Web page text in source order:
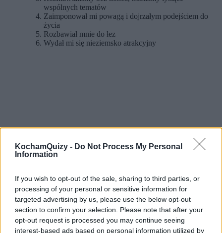
KochamQuizy - Do Not Process My Personal
Information
If you wish to opt-out of the sale, sharing to third parties, or
processing of your personal or sensitive information for
targeted advertising by us, please use the below opt-out
section to confirm your selection. Please note that after your
opt-out request is processed you may continue seeing
interest-based ads based on personal information utilized by
wspólnych tematów
Zaimponował mi powagą i dojrzałym podejściem do
życia
Rozbawiał mnie do łez
Wydał mi się nieziemsko atrakcyjny